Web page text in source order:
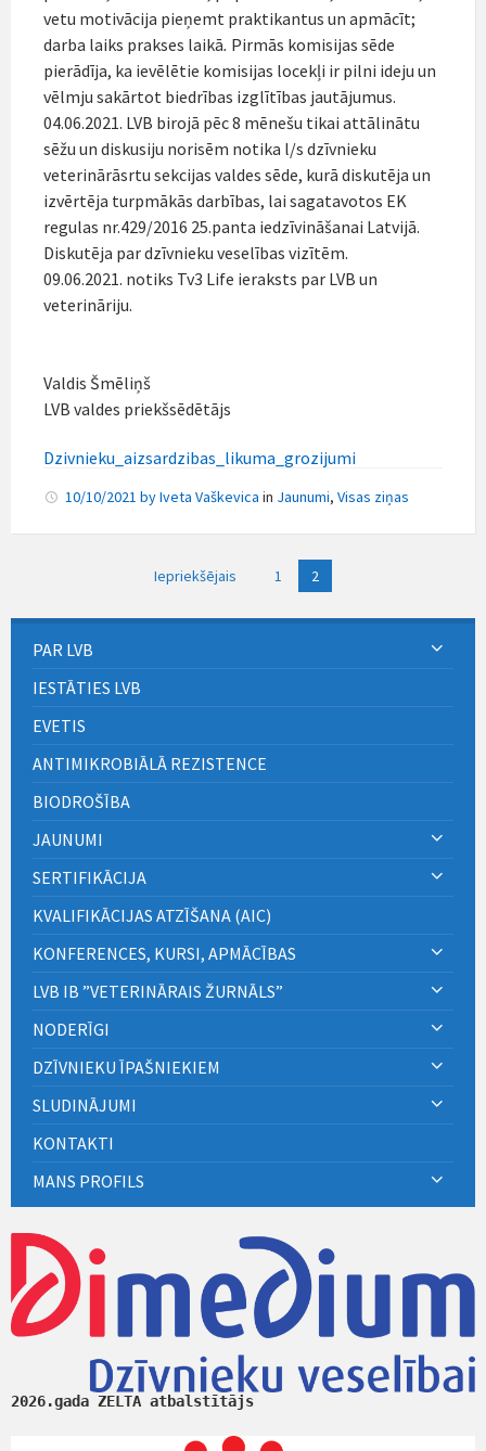
vetu motivācija pieņemt praktikantus un apmācīt;
darba laiks prakses laikā. Pirmās komisijas sēde
pierādīja, ka ievēlētie komisijas locekļi ir pilni ideju un
vēlmju sakārtot biedrības izglītības jautājumus.
04.06.2021. LVB birojā pēc 8 mēnešu tikai attālinātu
sēžu un diskusiju norisēm notika l/s dzīvnieku
veterinārāsrtu sekcijas valdes sēde, kurā diskutēja un
izvērtēja turpmākās darbības, lai sagatavotos EK
regulas nr.429/2016 25.panta iedzīvināšanai Latvijā.
Diskutēja par dzīvnieku veselības vizītēm.
09.06.2021. notiks Tv3 Life ieraksts par LVB un
veterināriju.
Valdis Šmēliņš
LVB valdes priekšsēdētājs
Dzivnieku_aizsardzibas_likuma_grozijumi
10/10/2021 byIveta Vaškevica in Jaunumi, Visas ziņas
pēc
lappusēm
Iepriekšējais 1 2
PAR LVB
IESTĀTIES LVB
EVETIS
ANTIMIKROBIĀLĀ REZISTENCE
BIODROŠĪBA
JAUNUMI
SERTIFIKĀCIJA
KVALIFIKĀCIJAS ATZĪŠANA (AIC)
KONFERENCES, KURSI, APMĀCĪBAS
LVB IB ”VETERINĀRAIS ŽURNĀLS”
NODERĪGI
DZĪVNIEKU ĪPAŠNIEKIEM
SLUDINĀJUMI
KONTAKTI
MANS PROFILS
2026.gada ZELTA atbalstītājs